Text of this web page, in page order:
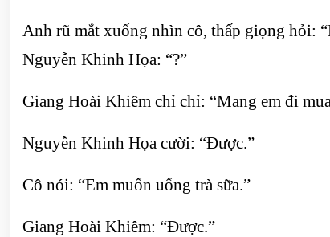
Anh rũ mắt xuống nhìn cô, thấp giọng hỏi:
Nguyễn Khinh Họa: “?”
Giang Hoài Khiêm chỉ chỉ: “Mang em đi
Nguyễn Khinh Họa cười: “Được.”
Cô nói: “Em muốn uống trà sữa.”
Giang Hoài Khiêm: “Được.”